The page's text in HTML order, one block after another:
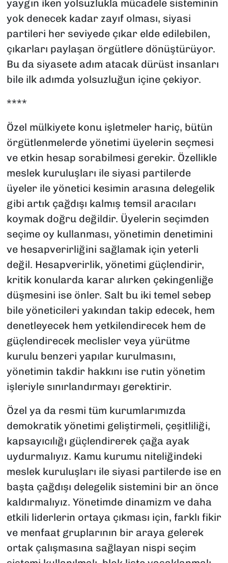
yaygın iken yolsuzlukla mücadele sisteminin
yok denecek kadar zayıf olması, siyasi
partileri her seviyede çıkar elde edilebilen,
çıkarları paylaşan örgütlere dönüştürüyor.
Bu da siyasete adım atacak dürüst insanları
bile ilk adımda yolsuzluğun içine çekiyor.
****
Özel mülkiyete konu işletmeler hariç, bütün
örgütlenmelerde yönetimi üyelerin seçmesi
ve etkin hesap sorabilmesi gerekir. Özellikle
meslek kuruluşları ile siyasi partilerde
üyeler ile yönetici kesimin arasına delegelik
gibi artık çağdışı kalmış temsil aracıları
koymak doğru değildir. Üyelerin seçimden
seçime oy kullanması, yönetimin denetimini
ve hesapverirliğini sağlamak için yeterli
değil. Hesapverirlik, yönetimi güçlendirir,
kritik konularda karar alırken çekingenliğe
düşmesini ise önler. Salt bu iki temel sebep
bile yöneticileri yakından takip edecek, hem
denetleyecek hem yetkilendirecek hem de
güçlendirecek meclisler veya yürütme
kurulu benzeri yapılar kurulmasını,
yönetimin takdir hakkını ise rutin yönetim
işleriyle sınırlandırmayı gerektirir.
Özel ya da resmi tüm kurumlarımızda
demokratik yönetimi geliştirmeli, çeşitliliği,
kapsayıcılığı güçlendirerek çağa ayak
uydurmalıyız. Kamu kurumu niteliğindeki
meslek kuruluşları ile siyasi partilerde ise en
başta çağdışı delegelik sistemini bir an önce
kaldırmalıyız. Yönetimde dinamizm ve daha
etkili liderlerin ortaya çıkması için, farklı fikir
ve menfaat gruplarının bir araya gelerek
ortak çalışmasına sağlayan nispi seçim